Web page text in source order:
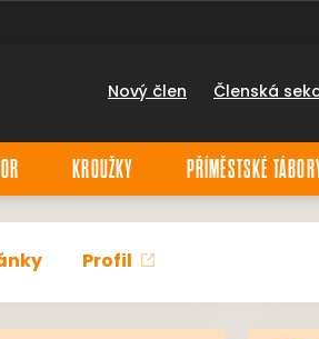
Nový člen Členská
KROUŽKY PŘÍMĚSTSKÉ
Profil